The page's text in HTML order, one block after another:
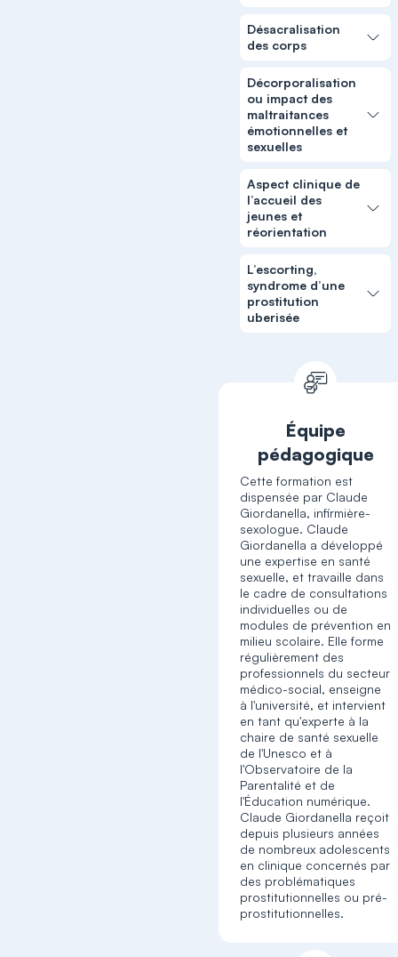
Désacralisation
des corps
Décorporalisation
ou impact des
maltraitances
émotionnelles et
sexuelles
Aspect clinique de
l’accueil des
jeunes et
réorientation
L’escorting,
syndrome d’une
prostitution
uberisée
Équipe
pédagogique
Cette formation est
dispensée par Claude
Giordanella, infirmière-
sexologue. Claude
Giordanella a développé
une expertise en santé
sexuelle, et travaille dans
le cadre de consultations
individuelles ou de
modules de prévention en
milieu scolaire. Elle forme
régulièrement des
professionnels du secteur
médico-social, enseigne
à l'université, et intervient
en tant qu'experte à la
chaire de santé sexuelle
de l'Unesco et à
l'Observatoire de la
Parentalité et de
l'Éducation numérique.
Claude Giordanella reçoit
depuis plusieurs années
de nombreux adolescents
en clinique concernés par
des problématiques
prostitutionnelles ou pré-
prostitutionnelles.